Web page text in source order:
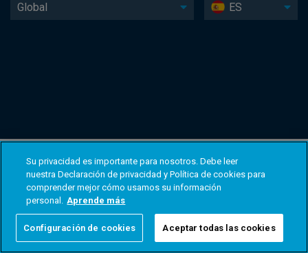
Global ES
Su privacidad es importante para nosotros. Debe leer
nuestra Declaración de privacidad y Política de cookies para
comprender mejor cómo usamos su información
personal. Aprende más
Configuración de cookies Aceptar todas las cookies